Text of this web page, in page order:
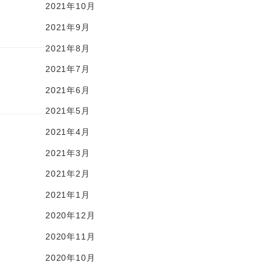
2021年10月
2021年9月
2021年8月
2021年7月
2021年6月
2021年5月
2021年4月
2021年3月
2021年2月
2021年1月
2020年12月
2020年11月
2020年10月